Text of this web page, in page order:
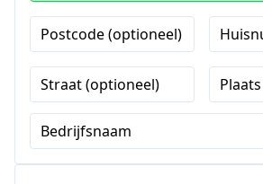
Postcode (optioneel)
Straat (optioneel)
Bedrijfsnaam